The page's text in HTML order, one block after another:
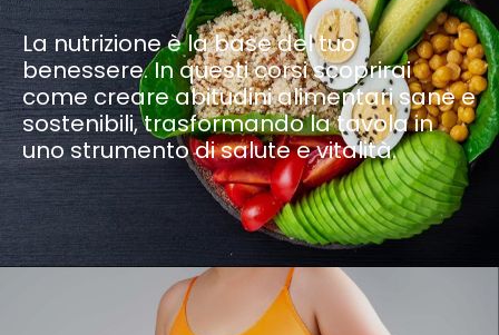
La nutrizione è la base del tuo
benessere. In questi corsi scoprirai
come creare abitudini alimentari sane e
sostenibili, trasformando la tavola in
uno strumento di salute e vitalità.